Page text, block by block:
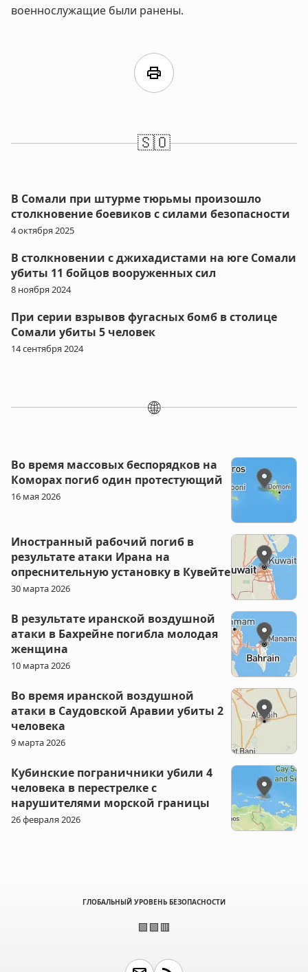
военнослужащие были ранены.
print
🇸🇴
В Сомали при штурме тюрьмы произошло
столкновение боевиков с силами безопасности
4 октября 2025
В столкновении с джихадистами на юге Сомали
убиты 11 бойцов вооруженных сил
8 ноября 2024
При серии взрывов фугасных бомб в столице
Сомали убиты 5 человек
14 сентября 2024
🌐
Во время массовых беспорядков на
Коморах погиб один протестующий
16 мая 2026
Иностранный рабочий погиб в
результате атаки Ирана на
опреснительную установку в Кувейте
30 марта 2026
В результате иранской воздушной
атаки в Бахрейне погибла молодая
женщина
10 марта 2026
Во время иранской воздушной
атаки в Саудовской Аравии убиты 2
человека
9 марта 2026
Кубинские пограничники убили 4
человека в перестрелке с
нарушителями морской границы
26 февраля 2026
ГЛОБАЛЬНЫЙ УРОВЕНЬ БЕЗОПАСНОСТИ
🟩🟩🟥